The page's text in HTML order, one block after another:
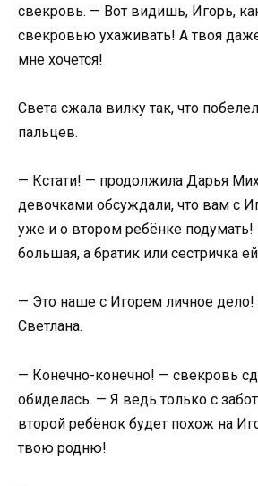
свекровь. — Вот видишь, Игорь,
свекровью ухаживать! А твоя
мне хочется!
Света сжала вилку так, что
пальцев.
— Кстати! — продолжила Дарья
девочками обсуждали, что вам с
уже и о втором ребёнке
большая, а братик или сестричка
— Это наше с Игорем личное дело!
Светлана.
— Конечно-конечно! — свекровь
обиделась. — Я ведь только с
второй ребёнок будет похож на
твою родню!